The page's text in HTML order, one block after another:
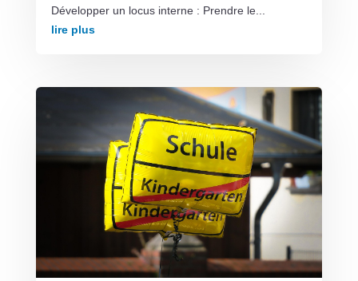
Développer un locus interne : Prendre le...
lire plus